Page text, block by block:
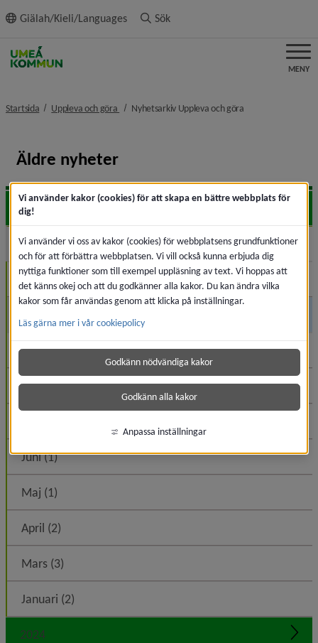
innehållet
Giälah/Kieli/Languages Sök
MENY
Startsida Uppleva och göra nivå i brödsmulenavigeringen
Nyhetsarkiv Uppleva och göranivå i
Äldre nyheter
2026
2025
December (2)
Oktober (2)
Augusti (1)
Juni (1)
Maj (1)
April (2)
Mars (3)
Januari (2)
2024
Vi använder kakor (cookies) för att skapa en bättre webbplats för
dig!
Vi använder vi oss av kakor (cookies) för webbplatsens grundfunktioner
och för att förbättra webbplatsen. Vi vill också kunna erbjuda dig
nyttiga funktioner som till exempel uppläsning av text. Vi hoppas att
det känns okej och att du godkänner alla kakor. Du kan ändra vilka
kakor som får användas genom att klicka på inställningar.
Läs gärna mer i vår cookiepolicy
Godkänn nödvändiga kakor
Godkänn alla kakor
Anpassa inställningar